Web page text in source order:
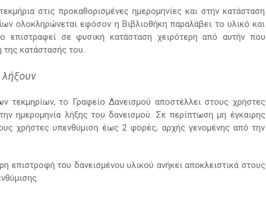
στις προκαθορισμένες ημερομηνίες και στην κατάσταση
ολοκληρώνεται εφόσον η Βιβλιοθήκη παραλάβει το υλικό και
επιστραφεί σε φυσική κατάσταση χειρότερη από αυτήν που
της κατάστασής του.
λήξουν
το Γραφείο Δανεισμού αποστέλλει στους χρήστες
ημερομηνία λήξης του δανεισμού. Σε περίπτωση μη έγκαιρης
χρήστες υπενθύμιση έως 2 φορές, αρχής γενομένης από την
επιστροφή του δανεισμένου υλικού ανήκει αποκλειστικά στους